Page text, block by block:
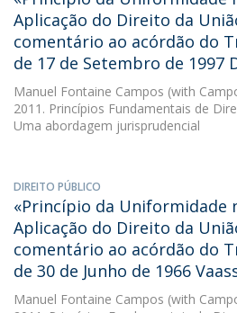
Aplicação do Direito da
comentário ao acórdão do
de 17 de Setembro de 1997
Manuel Fontaine Campos (with
2011. Princípios Fundamentais de
Uma abordagem jurisprudencial
DIREITO PÚBLICO
«Princípio da Uniformidade
Aplicação do Direito da
comentário ao acórdão do
de 30 de Junho de 1966
Manuel Fontaine Campos (with